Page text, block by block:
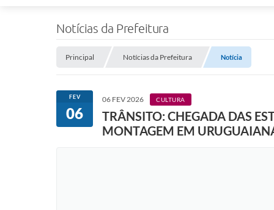
Notícias da Prefeitura
Principal Notícias da Prefeitura Notícia
FEV
06
06 FEV 2026 CULTURA
TRÂNSITO: CHEGADA DAS
MONTAGEM EM